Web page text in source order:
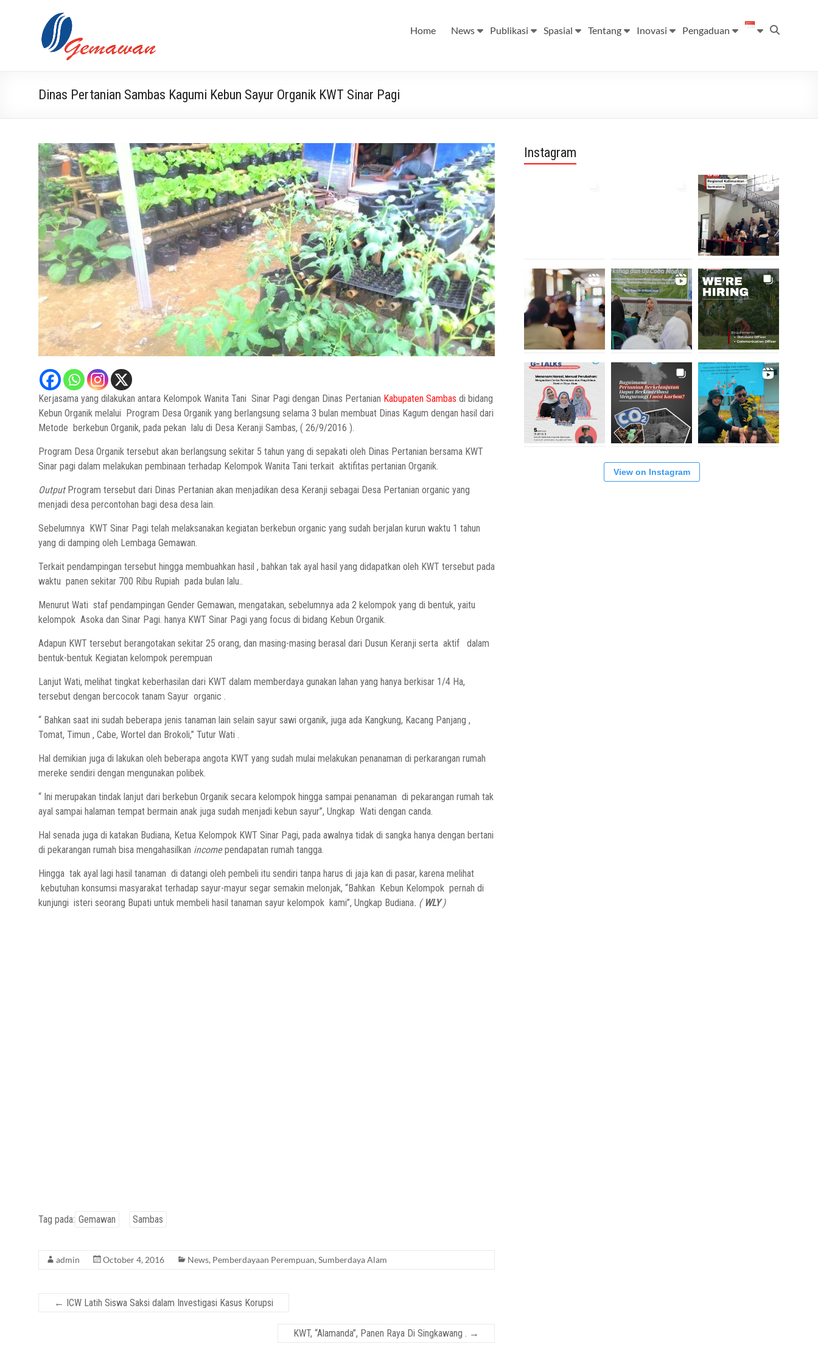
Lembaga
Gemawan
Masyarakat
Swadaya
dan Mandiri
Home News Publikasi Spasial Tentang Inovasi Pengaduan
Dinas Pertanian Sambas Kagumi Kebun Sayur Organik KWT Sinar Pagi
Kerjasama yang dilakukan antara Kelompok Wanita Tani Sinar Pagi dengan Dinas Pertanian Kabupaten Sambas di bidang
Kebun Organik melalui Program Desa Organik yang berlangsung selama 3 bulan membuat Dinas Kagum dengan hasil dari
Metode berkebun Organik, pada pekan lalu di Desa Keranji Sambas, ( 26/9/2016 ).
Program Desa Organik tersebut akan berlangsung sekitar 5 tahun yang di sepakati oleh Dinas Pertanian bersama KWT
Sinar pagi dalam melakukan pembinaan terhadap Kelompok Wanita Tani terkait aktifitas pertanian Organik.
OutputProgram tersebut dari Dinas Pertanian akan menjadikan desa Keranji sebagai Desa Pertanian organic yang
menjadi desa percontohan bagi desa desa lain.
Sebelumnya KWT Sinar Pagi telah melaksanakan kegiatan berkebun organic yang sudah berjalan kurun waktu 1 tahun
yang di damping oleh Lembaga Gemawan.
Terkait pendampingan tersebut hingga membuahkan hasil , bahkan tak ayal hasil yang didapatkan oleh KWT tersebut pada
waktu panen sekitar 700 Ribu Rupiah pada bulan lalu..
Menurut Wati staf pendampingan Gender Gemawan, mengatakan, sebelumnya ada 2 kelompok yang di bentuk, yaitu
kelompok Asoka dan Sinar Pagi. hanya KWT Sinar Pagi yang focus di bidang Kebun Organik.
Adapun KWT tersebut berangotakan sekitar 25 orang, dan masing-masing berasal dari Dusun Keranji serta aktif dalam
bentuk-bentuk Kegiatan kelompok perempuan
Lanjut Wati, melihat tingkat keberhasilan dari KWT dalam memberdaya gunakan lahan yang hanya berkisar 1/4 Ha,
tersebut dengan bercocok tanam Sayur organic .
“ Bahkan saat ini sudah beberapa jenis tanaman lain selain sayur sawi organik, juga ada Kangkung, Kacang Panjang ,
Tomat, Timun , Cabe, Wortel dan Brokoli,” Tutur Wati .
Hal demikian juga di lakukan oleh beberapa angota KWT yang sudah mulai melakukan penanaman di perkarangan rumah
mereke sendiri dengan mengunakan polibek.
“ Ini merupakan tindak lanjut dari berkebun Organik secara kelompok hingga sampai penanaman di pekarangan rumah tak
ayal sampai halaman tempat bermain anak juga sudah menjadi kebun sayur”, Ungkap Wati dengan canda.
Hal senada juga di katakan Budiana, Ketua Kelompok KWT Sinar Pagi, pada awalnya tidak di sangka hanya dengan bertani
di pekarangan rumah bisa mengahasilkan incomependapatan rumah tangga.
Hingga tak ayal lagi hasil tanaman di datangi oleh pembeli itu sendiri tanpa harus di jaja kan di pasar, karena melihat
kebutuhan konsumsi masyarakat terhadap sayur-mayur segar semakin melonjak, “Bahkan Kebun Kelompok pernah di
kunjungi isteri seorang Bupati untuk membeli hasil tanaman sayur kelompok kami”, Ungkap Budiana. (WLY)
Tag pada: Gemawan Sambas
admin October 4, 2016 News, Pemberdayaan Perempuan, Sumberdaya Alam
← ICW Latih Siswa Saksi dalam Investigasi Kasus Korupsi
KWT, “Alamanda”, Panen Raya Di Singkawang . →
Instagram
View on Instagram